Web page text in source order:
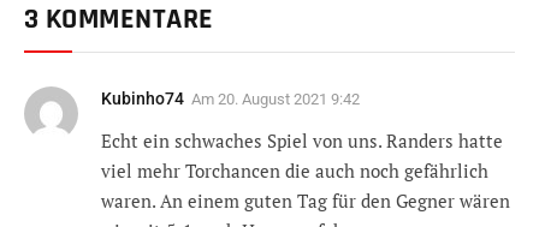
3 KOMMENTARE
Kubinho74 Am 20. August 2021 9:42
Echt ein schwaches Spiel von uns. Randers hatte
viel mehr Torchancen die auch noch gefährlich
waren. An einem guten Tag für den Gegner wären